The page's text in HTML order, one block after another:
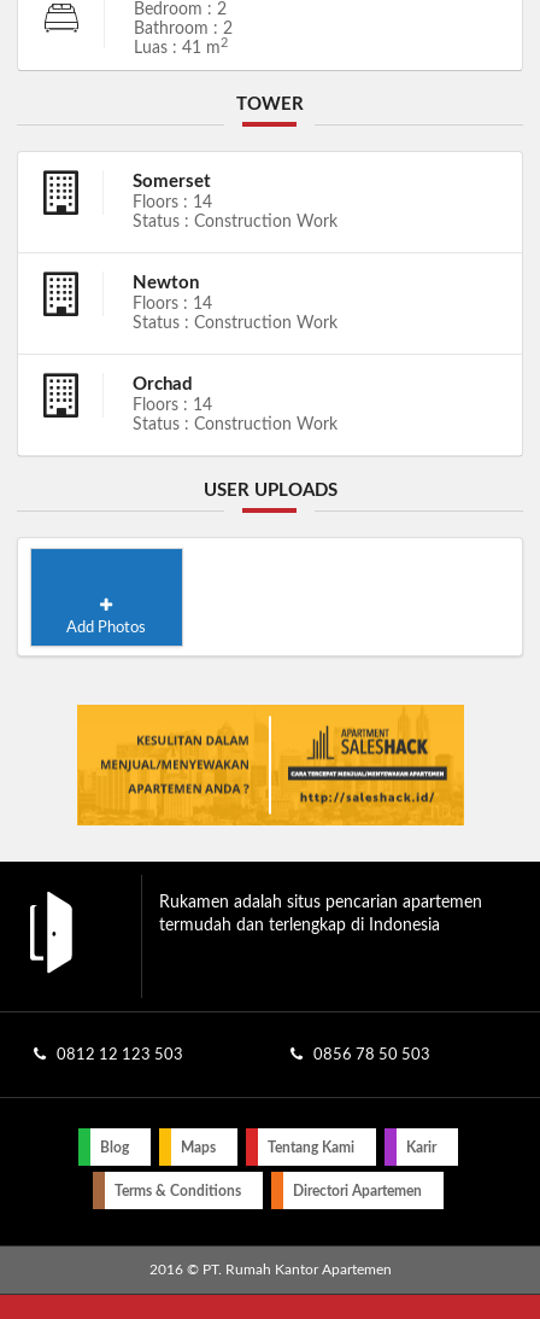
Bedroom : 2
Bathroom : 2
Luas : 41 m 2
TOWER
Somerset
Floors : 14
Status : Construction Work
Newton
Floors : 14
Status : Construction Work
Orchad
Floors : 14
Status : Construction Work
USER UPLOADS
Add Photos
Rukamen adalah situs pencarian apartemen
termudah dan terlengkap di Indonesia
0812 12 123 503 0856 78 50 503
Blog Maps Tentang Kami Karir
Terms & Conditions Directori Apartemen
2016 © PT. Rumah Kantor Apartemen